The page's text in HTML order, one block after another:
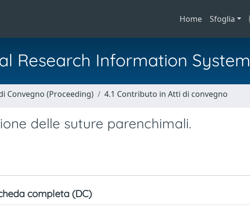
Home Sfoglia
Research Information System
Convegno (Proceeding) 4.1 Contributo in Atti di convegno
delle suture parenchimali.
completa (DC)